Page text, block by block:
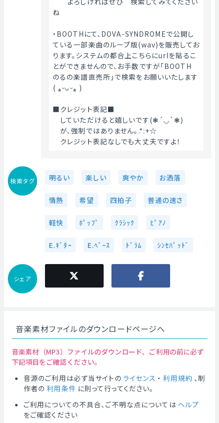
ね
・BOOTHにて、DOVA-SYNDROMEで公開し
ている一部楽曲のループ版(wav)を販売してお
ります。システムの都合上こちらにurlを貼るこ
とができませんので、お手数ですが「BOOTH
のるの楽譜直売所」で検索をお願いいたします
( ⁎ᵕᴗᵕ⁎ )
■クレジット表記■
していただけると嬉しいです(❃´◡`❃)
が、強制ではありません｡.*:+☆
クレジット表記なしでも大丈夫ですよ！
検索タグ 明るい 楽しい 爽やか お洒落
情熱 希望 四拍子 普通の速さ
軽快 ﾎﾟｯﾌﾟ ｸﾗｼｯｸ ﾋﾟｱﾉ
E.ｷﾞﾀｰ E.ﾍﾞｰｽ ﾄﾞﾗﾑ ｼﾝｾﾊﾟｯﾄﾞ
シェア
音楽素材ファイルのダウンロードページへ
音楽素材（MP3）ファイルのダウンロード、ご利用の前に必ず
下記項目をご確認ください。
音源のご利用は必ず当サイトの ライセンス ・ 利用規約 、制
作者の 利用条件 に則って行ってください。
ご利用についての不具合、ご不明な点については ヘルプ
をご確認ください